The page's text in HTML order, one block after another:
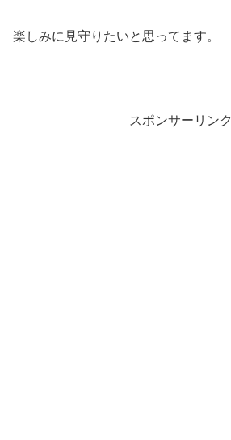
楽しみに見守りたいと思ってます。
スポンサーリンク